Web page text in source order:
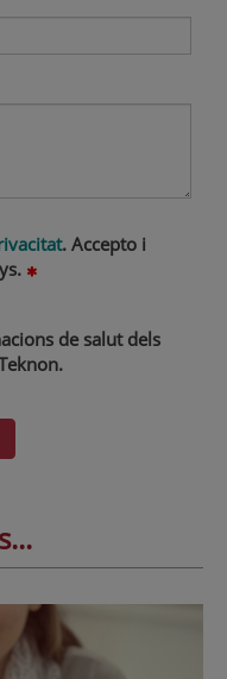
. Accepto i
de salut dels